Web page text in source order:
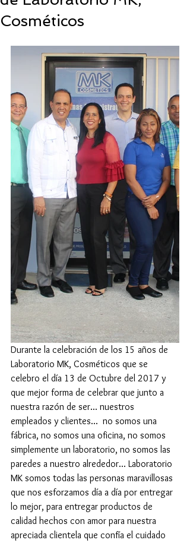
Cosméticos
Durante la celebración de los 15 años de
Laboratorio MK, Cosméticos que se
celebro el día 13 de Octubre del 2017 y
que mejor forma de celebrar que junto a
nuestra razón de ser... nuestros
empleados y clientes...  no somos una
fábrica, no somos una oficina, no somos
simplemente un laboratorio, no somos las
paredes a nuestro alrededor... Laboratorio
MK somos todas las personas maravillosas
que nos esforzamos día a día por entregar
lo mejor, para entregar productos de
calidad hechos con amor para nuestra
apreciada clientela que confía el cuidado